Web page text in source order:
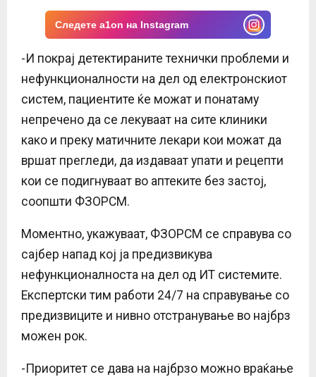
Следете a1on на Instagram
-И покрај детектираните технички проблеми и
нефункционалности на дел од електронскиот
систем, пациентите ќе можат и понатаму
непречено да се лекуваат на сите клиники
како и преку матичните лекари кои можат да
вршат прегледи, да издаваат упати и рецепти
кои се подигнуваат во аптеките без застој,
соопшти ФЗОРСМ.
Моментно, укажуваат, ФЗОРСМ се справува со
сајбер напад кој ја предизвикува
нефункционалноста на дел од ИТ системите.
Експертски тим работи 24/7 на справување со
предизвиците и нивно отстранување во најбрз
можен рок.
-Приоритет се дава на најбрзо можно враќање